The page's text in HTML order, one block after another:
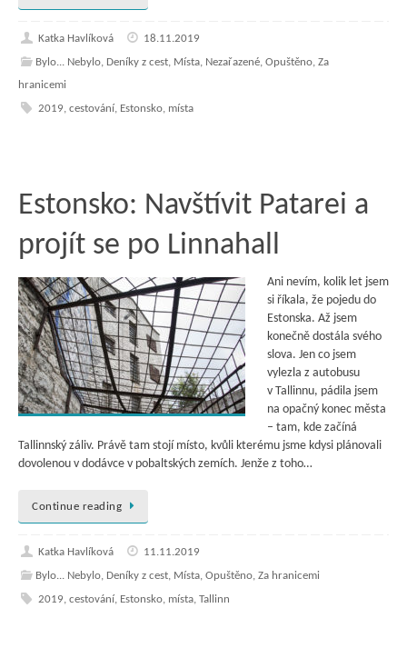
Katka Havlíková
18.11.2019
Bylo... Nebylo, Deníky z cest, Místa, Nezařazené, Opuštěno, Za
hranicemi
2019, cestování, Estonsko, místa
Estonsko: Navštívit Patarei a
projít se po Linnahall
Ani nevím, kolik let jsem
si říkala, že pojedu do
Estonska. Až jsem
konečně dostála svého
slova. Jen co jsem
vylezla z autobusu
v Tallinnu, pádila jsem
na opačný konec města
– tam, kde začíná
Tallinnský záliv. Právě tam stojí místo, kvůli kterému jsme kdysi plánovali
dovolenou v dodávce v pobaltských zemích. Jenže z toho…
Continue reading
Katka Havlíková
11.11.2019
Bylo... Nebylo, Deníky z cest, Místa, Opuštěno, Za hranicemi
2019, cestování, Estonsko, místa, Tallinn